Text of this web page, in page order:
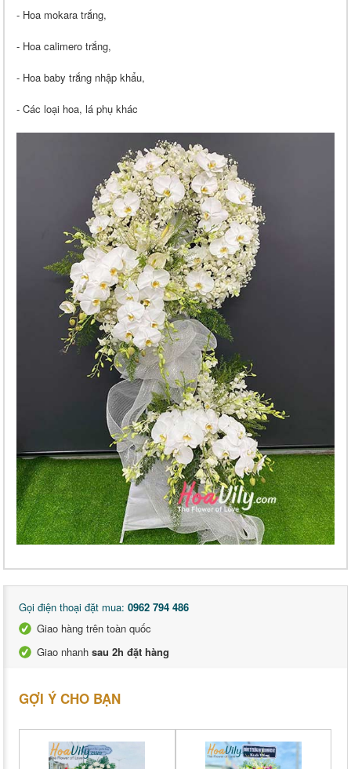
- Hoa mokara trắng,
- Hoa calimero trắng,
- Hoa baby trắng nhập khẩu,
- Các loại hoa, lá phụ khác
Gọi điện thoại đặt mua: 0962 794 486
Giao hàng trên toàn quốc
Giao nhanh sau 2h đặt hàng
GỢI Ý CHO BẠN